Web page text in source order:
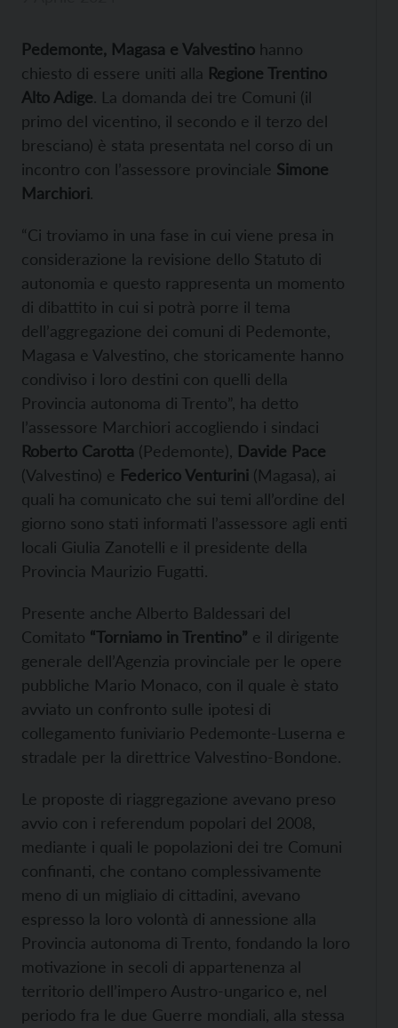
Pedemonte, Magasa e Valvestino hanno
chiesto di essere uniti alla Regione Trentino
Alto Adige. La domanda dei tre Comuni (il
primo del vicentino, il secondo e il terzo del
bresciano) è stata presentata nel corso di un
incontro con l’assessore provinciale Simone
Marchiori.
“Ci troviamo in una fase in cui viene presa in
considerazione la revisione dello Statuto di
autonomia e questo rappresenta un momento
di dibattito in cui si potrà porre il tema
dell’aggregazione dei comuni di Pedemonte,
Magasa e Valvestino, che storicamente hanno
condiviso i loro destini con quelli della
Provincia autonoma di Trento”, ha detto
l’assessore Marchiori accogliendo i sindaci
Roberto Carotta (Pedemonte), Davide Pace
(Valvestino) e Federico Venturini (Magasa), ai
quali ha comunicato che sui temi all’ordine del
giorno sono stati informati l’assessore agli enti
locali Giulia Zanotelli e il presidente della
Provincia Maurizio Fugatti.
Presente anche Alberto Baldessari del
Comitato “Torniamo in Trentino” e il dirigente
generale dell’Agenzia provinciale per le opere
pubbliche Mario Monaco, con il quale è stato
avviato un confronto sulle ipotesi di
collegamento funiviario Pedemonte-Luserna e
stradale per la direttrice Valvestino-Bondone.
Le proposte di riaggregazione avevano preso
avvio con i referendum popolari del 2008,
mediante i quali le popolazioni dei tre Comuni
confinanti, che contano complessivamente
meno di un migliaio di cittadini, avevano
espresso la loro volontà di annessione alla
Provincia autonoma di Trento, fondando la loro
motivazione in secoli di appartenenza al
territorio dell’impero Austro-ungarico e, nel
periodo fra le due Guerre mondiali, alla stessa